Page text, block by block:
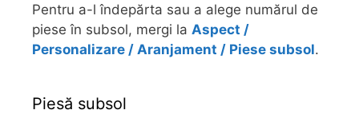
Pentru a-l îndepărta sau a alege numărul de
piese în subsol, mergi la Aspect /
Personalizare / Aranjament / Piese subsol.
Piesă subsol